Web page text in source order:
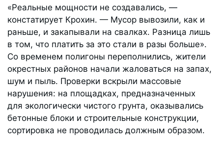
«Реальные мощности не создавались, —
констатирует Крохин. — Мусор вывозили, как и
раньше, и закапывали на свалках. Разница лишь
в том, что платить за это стали в разы больше».
Со временем полигоны переполнились, жители
окрестных районов начали жаловаться на запах,
шум и пыль. Проверки вскрыли массовые
нарушения: на площадках, предназначенных
для экологически чистого грунта, оказывались
бетонные блоки и строительные конструкции,
сортировка не проводилась должным образом.